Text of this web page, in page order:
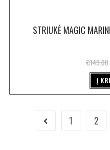
STRIUKĖ MAGIC
€149.00
Į
1 2